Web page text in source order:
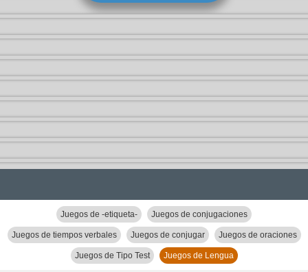
Juegos de -etiqueta- Juegos de conjugaciones
Juegos de tiempos verbales Juegos de conjugar Juegos de oraciones
Juegos de Tipo Test Juegos de Lengua